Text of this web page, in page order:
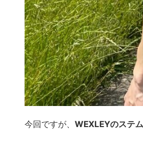
今回ですが、 WEXLEYのステ